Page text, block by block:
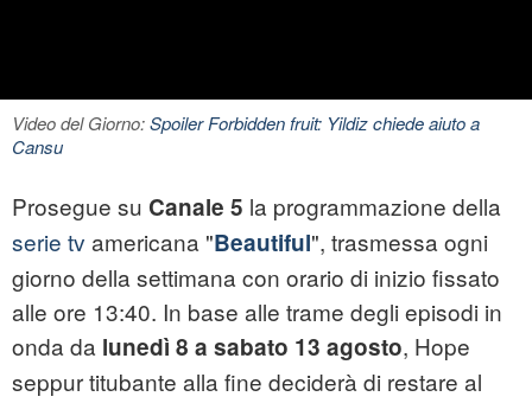
Video del Giorno:Spoiler Forbidden fruit: Yildiz chiede aiuto a
Cansu
Prosegue su Canale 5 la programmazione della
serie tv americana "Beautiful", trasmessa ogni
giorno della settimana con orario di inizio fissato
alle ore 13:40. In base alle trame degli episodi in
onda da lunedì 8 a sabato 13 agosto, Hope
seppur titubante alla fine deciderà di restare al